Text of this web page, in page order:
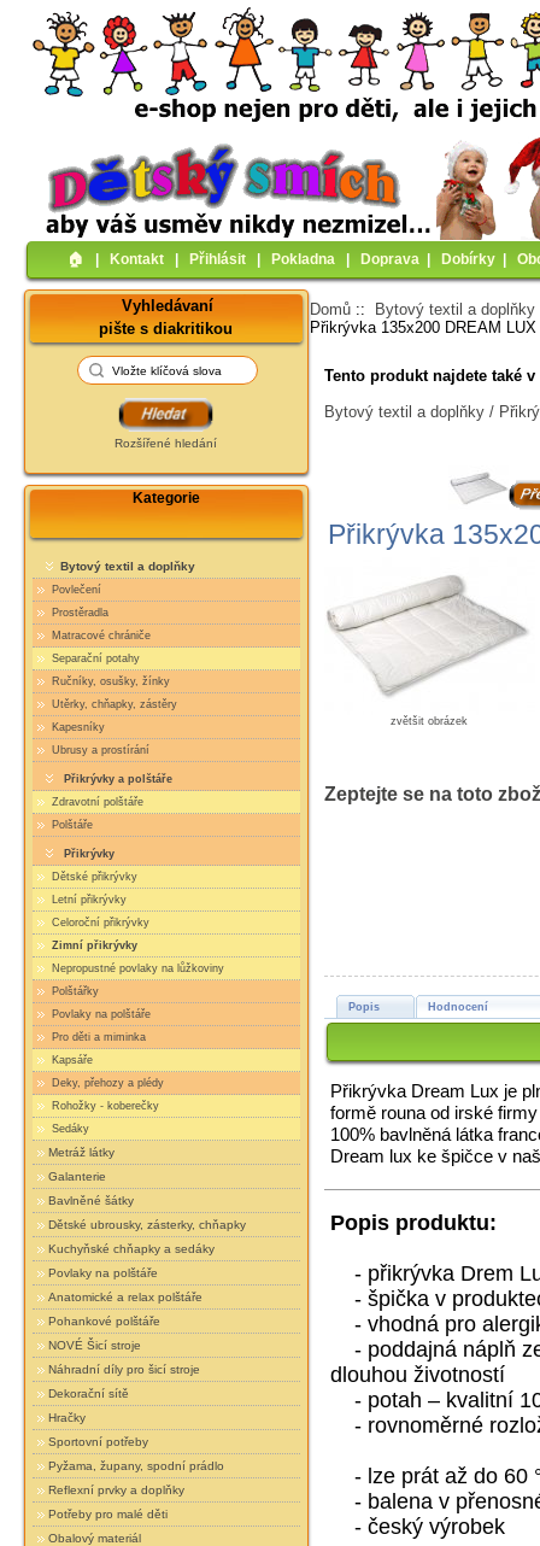
🏠︎ Kontakt Přihlásit Pokladna Doprava Dobírky
Vyhledávaní
pište s diakritikou
Rozšířené hledání
Kategorie
Bytový textil a doplňky
Povlečení
Prostěradla
Matracové chrániče
Separační potahy
Ručníky, osušky, žínky
Utěrky, chňapky, zástěry
Kapesníky
Ubrusy a prostírání
Přikrývky a polštáře
Zdravotní polštáře
Polštáře
Přikrývky
Dětské přikrývky
Letní přikrývky
Celoroční přikrývky
Zimní přikrývky
Nepropustné povlaky na lůžkoviny
Polštářky
Povlaky na polštáře
Pro děti a miminka
Kapsáře
Deky, přehozy a plédy
Rohožky - koberečky
Sedáky
Metráž látky
Galanterie
Bavlněné šátky
Dětské ubrousky, zásterky, chňapky
Kuchyňské chňapky a sedáky
Povlaky na polštáře
Anatomické a relax polštáře
Pohankové polštáře
NOVÉ Šicí stroje
Náhradní díly pro šicí stroje
Dekorační sítě
Hračky
Sportovní potřeby
Pyžama, župany, spodní prádlo
Reflexní prvky a doplňky
Potřeby pro malé děti
Obalový materiál
Domů :: Bytový textil a doplňky
Přikrývka 135x200 DREAM
Tento produkt najdete také
Bytový textil a doplňky /
Přikrývka
zvětšit obrázek
Zeptejte se na toto
Popis Hodnocení
Přikrývka Dream Lux je
formě rouna od irské
100% bavlněná látka
Dream lux ke špičce v
Popis produktu:
- přikrývka Drem
- špička v
- vhodná pro
- poddajná náplň
dlouhou životností
- potah – kvalitní
- rovnoměrné
- lze prát až do 60
- balena v
- český výrobek